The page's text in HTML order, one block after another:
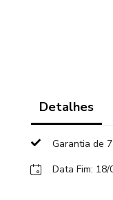
Detalhes
Garantia de
Data Fim: